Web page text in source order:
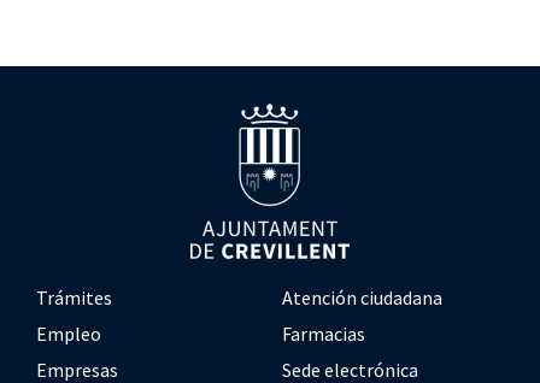
Trámites
Atención ciudadana
Empleo
Farmacias
Empresas
Sede electrónica